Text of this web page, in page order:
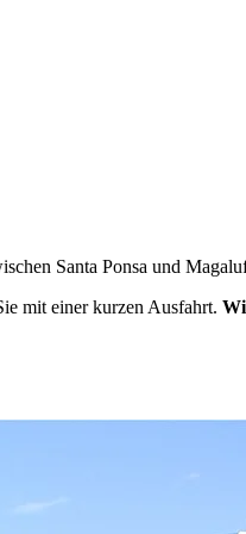
Ecke.
Pedale, Helm oder eine
zu einem von Ihnen
– kein Transfer, kein
Santa Ponsa und
mit einer kurzen Ausfahrt.